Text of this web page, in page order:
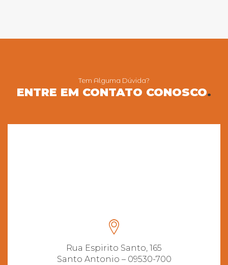
Tem Alguma Dúvida?
ENTRE EM CONTATO CONOSCO.
Rua Espirito Santo, 165
Santo Antonio – 09530-700